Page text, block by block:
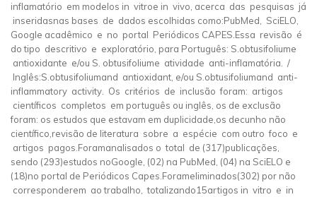
inflamatório em modelos in vitroe in vivo, acerca das pesquisas já
inseridasnas bases de dados escolhidas como:PubMed, SciELO,
Google acadêmico e no portal Periódicos CAPES.Essa revisão é
do tipo descritivo e exploratório, para Português: S.obtusifoliume
antioxidante e/ou S. obtusifoliume atividade anti-inflamatória. /
Inglês:S.obtusifoliumand antioxidant, e/ou S.obtusifoliumand anti-
inflammatory activity. Os critérios de inclusão foram: artigos
científicos completos em português ou inglês, os de exclusão
foram: os estudos que estavam em duplicidade,os decunho não
científico,revisão de literatura sobre a espécie com outro foco e
artigos pagos.Foramanalisados o total de (317)publicações,
sendo (293)estudos noGoogle, (02) na PubMed, (04) na SciELO e
(18)no portal de Periódicos Capes.Forameliminados(302) por não
corresponderem ao trabalho, totalizando15artigos in vitro e in